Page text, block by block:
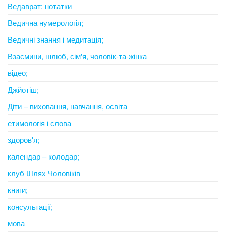
Ведаврат: нотатки
Ведична нумерологія;
Ведичні знання і медитація;
Взаємини, шлюб, сім'я, чоловік-та-жінка
відео;
Джйотіш;
Діти – виховання, навчання, освіта
етимологія і слова
здоров'я;
календар – колодар;
клуб Шлях Чоловіків
книги;
консультації;
мова